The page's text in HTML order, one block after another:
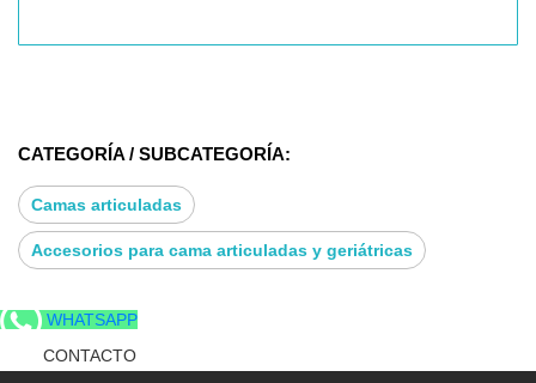
CATEGORÍA / SUBCATEGORÍA:
Camas articuladas
Accesorios para cama articuladas y geriátricas
WHATSAPP
CONTACTO